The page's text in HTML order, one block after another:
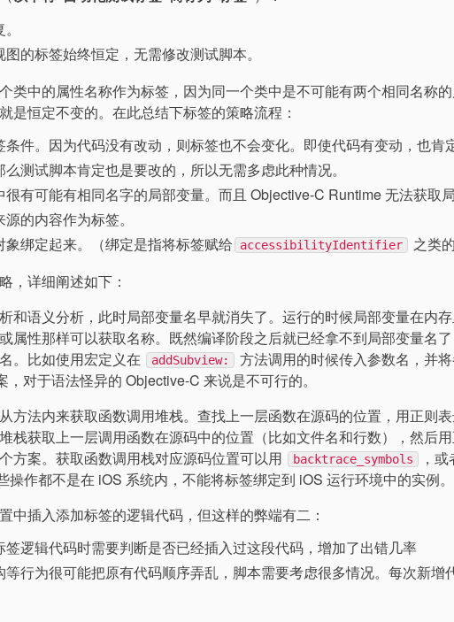
的标签始终恒定，无需修改测试脚本。
类中的属性名称作为标签，因为同一个类中是不可能有两个相同名称
是恒定不变的。在此总结下标签的策略流程：
件。因为代码没有改动，则标签也不会变化。即使代码有变动，也肯
测试脚本肯定也是要改的，所以无需多虑此种情况。
有可能有相同名字的局部变量。而且 Objective-C Runtime 无法获取
的内容作为标签。
绑定起来。（绑定是指将标签赋给
accessibilityIdentifier
之类
，详细阐述如下：
和语义分析，此时局部变量名早就消失了。运行的时候局部变量在内
属性那样可以获取名称。既然编译阶段之后就已经拿不到局部变量名
。比如使用宏定义在
addSubview:
方法调用的时候传入参数名，并
对于语法怪异的 Objective-C 来说是不可行的。
方法内来获取函数调用堆栈。查找上一层函数在源码的位置，用正则
栈获取上一层调用函数在源码中的位置（比如文件名和行数），然后
方案。获取函数调用栈对应源码位置可以用 backtrace_symbols ，
操作都不是在 iOS 系统内，不能将标签绑定到 iOS 运行环境中的实例。
中插入添加标签的逻辑代码，但这样的弊端有二：
逻辑代码时需要判断是否已经插入过这段代码，增加了出错几率
行为很可能把原有代码顺序弄乱，脚本需要考虑很多情况。每次新增